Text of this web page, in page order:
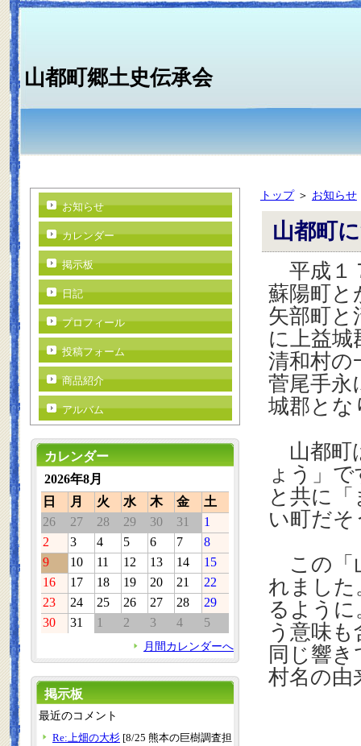
山都町郷土史伝承会
トップ＞ お知らせ
山都町
平成１
蘇陽町と
矢部町と
に上益城
清和村の
菅尾手永
城郡とな
山都町
ょう」
と共に
い町だ
この「
れました
るよう
う意味
同じ響
村名の由
お知らせ
カレンダー
掲示板
日記
プロフィール
投稿フォーム
商品紹介
アルバム
カレンダー
2026年8月
日
月 火 水 木 金
土
26
27 28 29 30 31
1
2
3 4 5 6 7
8
9
10 11 12 13 14
15
16
17 18 19 20 21
22
23
24 25 26 27 28
29
30
31 1 2 3 4 5
月間カレンダーへ
掲示板
最近のコメント
Re:上畑の大杉 [8/25 熊本の巨樹調査担